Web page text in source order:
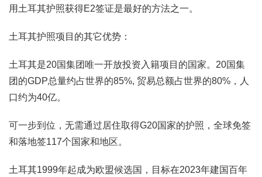
用土耳其护照获得E2签证是最好的方法之一。
土耳其护照项目的其它优势：
土耳其是20国集团唯一开放投资入籍项目的国家。20国集
团的GDP总量约占世界的85%, 贸易总额占世界的80%，人
口约为40亿。
可一步到位，无需通过居住取得G20国家的护照，全球免签
和落地签117个国家和地区。
土耳其1999年起成为欧盟候选国，目标在2023年建国百年